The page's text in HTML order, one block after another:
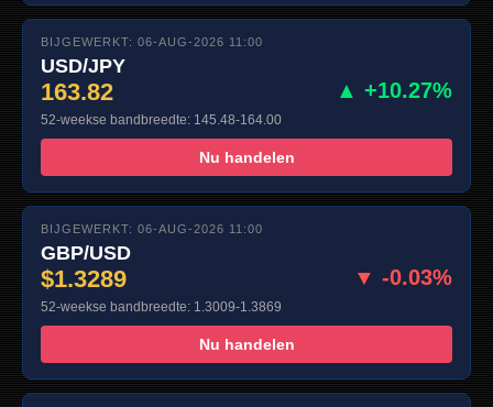
BIJGEWERKT: 06-AUG-2026 11:00
USD/JPY
163.82 ▲ +10.27%
52-weekse bandbreedte: 145.48-164.00
Nu handelen
BIJGEWERKT: 06-AUG-2026 11:00
GBP/USD
$1.3289 ▼ -0.03%
52-weekse bandbreedte: 1.3009-1.3869
Nu handelen